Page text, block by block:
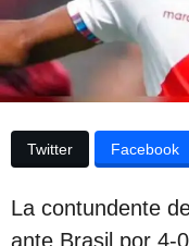
p
u
b
l
i
a
Twitter Facebook
La contundente
ante Brasil por 4-